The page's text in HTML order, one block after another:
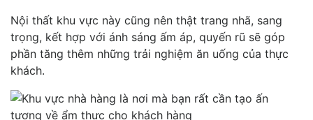
Nội thất khu vực này cũng nên thật trang nhã, sang
trọng, kết hợp với ánh sáng ấm áp, quyến rũ sẽ góp
phần tăng thêm những trải nghiệm ăn uống của thực
khách.